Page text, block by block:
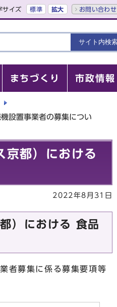
サイズ 標準 拡大 お問い合わせ
まちづくり 市政情報
設置事業者の募集につい
京都）における
2022年8月31日
）における 食品
者募集に係る募集要項等